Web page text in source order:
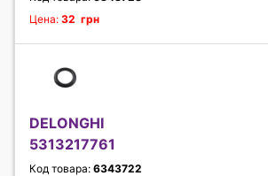
Цена: 32 грн
DELONGHI
5313217761
Код товара: 6343722